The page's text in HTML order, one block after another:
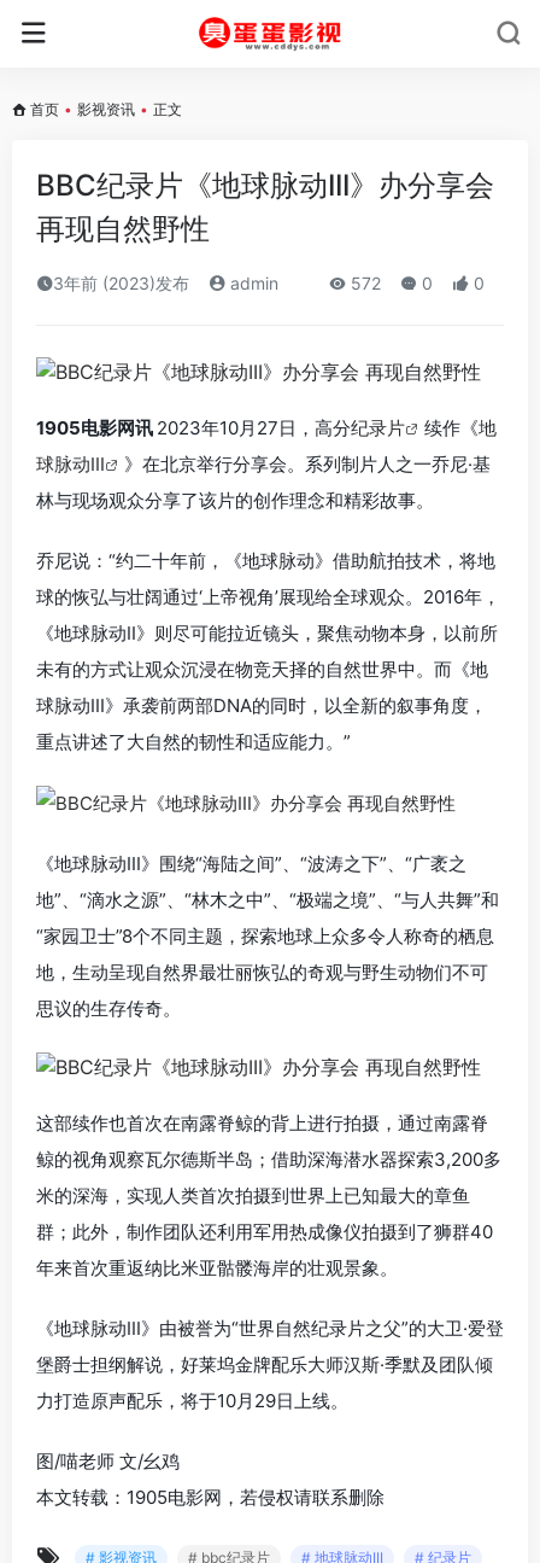
首页 • 影视资讯 • 正文
BBC纪录片《地球脉动III》办分享会
再现自然野性
3年前 (2023)发布 admin 572 0 0
1905电影网讯 2023年10月27日，高分纪录片 续作《地
球脉动III
》在北京举行分享会。 系列制片人之一乔尼·基
林与现场观众分享了该片的创作理念和精彩故事。
乔尼说：“约二十年前，《地球脉动》借助航拍技术，将地
球的恢弘与壮阔通过‘上帝视角’展现给全球观众。2016年，
《地球脉动II》则尽可能拉近镜头，聚焦动物本身，以前所
未有的方式让观众沉浸在物竞天择的自然世界中。而《地
球脉动III》承袭前两部DNA的同时，以全新的叙事角度，
重点讲述了大自然的韧性和适应能力。”
《地球脉动III》围绕“海陆之间”、“波涛之下”、“广袤之
地”、“滴水之源”、“林木之中”、“极端之境”、“与人共舞”和
“家园卫士”8个不同主题，探索地球上众多令人称奇的栖息
地，生动呈现自然界最壮丽恢弘的奇观与野生动物们不可
思议的生存传奇。
这部续作也首次在南露脊鲸的背上进行拍摄，通过南露脊
鲸的视角观察瓦尔德斯半岛；借助深海潜水器探索3,200多
米的深海，实现人类首次拍摄到世界上已知最大的章鱼
群；此外，制作团队还利用军用热成像仪拍摄到了狮群40
年来首次重返纳比米亚骷髅海岸的壮观景象。
《地球脉动III》由被誉为“世界自然纪录片之父”的大卫·爱登
堡爵士担纲解说，好莱坞金牌配乐大师汉斯·季默及团队倾
力打造原声配乐，将于10月29日上线。
图/喵老师 文/幺鸡
本文转载：1905电影网，若侵权请联系删除
# 影视资讯 # bbc纪录片 # 地球脉动III # 纪录片